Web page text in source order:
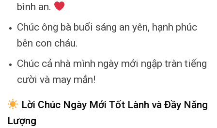
bình an.
Chúc ông bà buổi sáng an yên, hạnh phúc
bên con cháu.
Chúc cả nhà mình ngày mới ngập tràn tiếng
cười và may mắn!
Lời Chúc Ngày Mới Tốt Lành và Đầy Năng
Lượng